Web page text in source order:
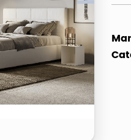
differenziata